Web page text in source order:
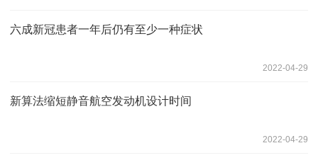
六成新冠患者一年后仍有至少一种症状
2022-04-29
新算法缩短静音航空发动机设计时间
2022-04-29